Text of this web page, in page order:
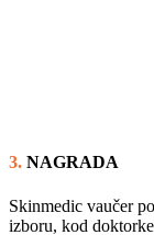
3. NAGRADA
Skinmedic vaučer
izboru, kod